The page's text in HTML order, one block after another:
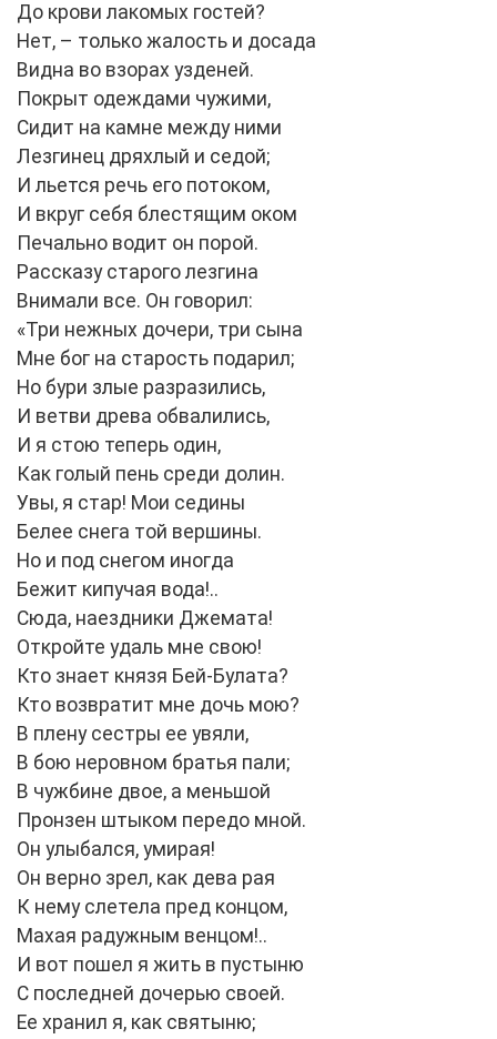
До крови лакомых гостей?
Нет, – только жалость и досада
Видна во взорах узденей.
Покрыт одеждами чужими,
Сидит на камне между ними
Лезгинец дряхлый и седой;
И льется речь его потоком,
И вкруг себя блестящим оком
Печально водит он порой.
Рассказу старого лезгина
Внимали все. Он говорил:
«Три нежных дочери, три сына
Мне бог на старость подарил;
Но бури злые разразились,
И ветви древа обвалились,
И я стою теперь один,
Как голый пень среди долин.
Увы, я стар! Мои седины
Белее снега той вершины.
Но и под снегом иногда
Бежит кипучая вода!..
Сюда, наездники Джемата!
Откройте удаль мне свою!
Кто знает князя Бей-Булата?
Кто возвратит мне дочь мою?
В плену сестры ее увяли,
В бою неровном братья пали;
В чужбине двое, а меньшой
Пронзен штыком передо мной.
Он улыбался, умирая!
Он верно зрел, как дева рая
К нему слетела пред концом,
Махая радужным венцом!..
И вот пошел я жить в пустыню
С последней дочерью своей.
Ее хранил я, как святыню;